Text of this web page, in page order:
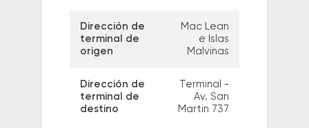
Dirección de
terminal de
origen
Mac Lean
e Islas
Malvinas
Dirección de
terminal de
destino
Terminal -
Av. San
Martin 737